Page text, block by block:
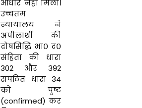
आधार नहीं मिला।
उच्चतम
न्यायालय ने
अपीलार्थी की
दोषसिद्धि भा० द०
संहिताकी धारा
302 और 392
सपठित धारा 34
को पुष्ट
(confirmed) कर